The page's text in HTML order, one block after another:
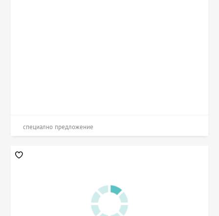
специално предложение